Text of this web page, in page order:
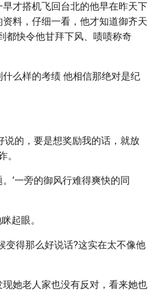
才搭机飞回台北的他早在昨天下
料，仔细一看，他才知道御齐天
都快令他甘拜下风、啧啧称奇
么样的考绩 他相信那绝对是纪
说的，要是想奖励我的话，就放
。
’一旁的御风行难得爽快的同
起眼。
变得那么好说话?这实在太不像他
她老人家也没有反对，看来她也